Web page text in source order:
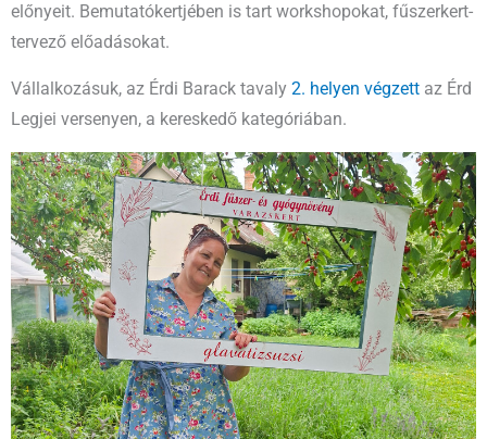
előnyeit. Bemutatókertjében is tart workshopokat, fűszerkert-
tervező előadásokat.
Vállalkozásuk, az Érdi Barack tavaly 2. helyen végzett az Érd
Legjei versenyen, a kereskedő kategóriában.